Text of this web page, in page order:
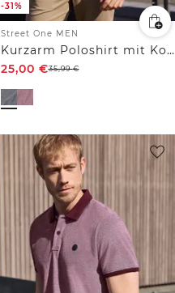
-31%
Street One MEN
Kurzarm Poloshirt mit Kontrastdetails
25,00 €35,99€